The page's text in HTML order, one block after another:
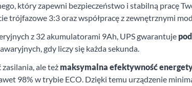
który zapewni bezpieczeństwo i stabilną pracę
trójfazowe 3:3 oraz współpracę z zewnętrznymi
z 32 akumulatorami 9Ah, UPS gwarantuje
gdy liczy się każda sekunda.
ale też maksymalna efektywność
98% w trybie ECO. Dzięki temu urządzenie